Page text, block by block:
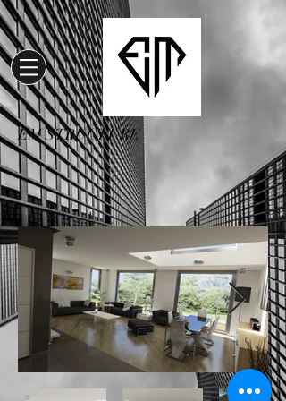
EM STRUCTURE